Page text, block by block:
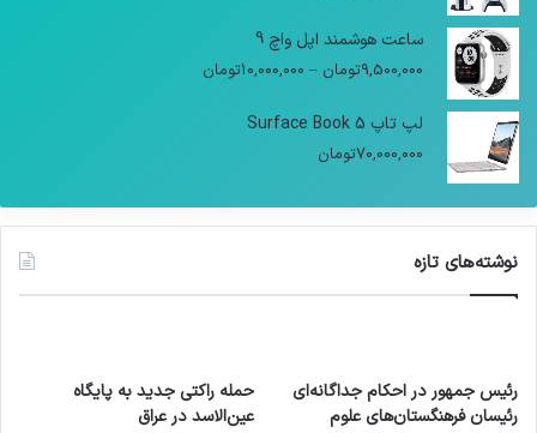
ساعت هوشمند اپل واچ 9
9,500,000تومان –
10,000,000تومان
لپ تاپ Surface Book 5
70,000,000تومان
نوشته‌های تازه
رئیس جمهور در احکام جداگانه‌ای
رئیسان فرهنگستان‌های علوم
حمله راکتی جدید به پایگاه
عین‌الاسد در عراق